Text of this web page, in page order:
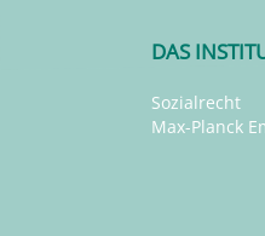
DAS
Sozialrecht
Max-Planck